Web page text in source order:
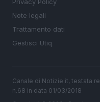
Note legali
Trattamento dati
Gestisci Utiq
Canale di Notizie.it, testata
n.68 in data 01/03/2018